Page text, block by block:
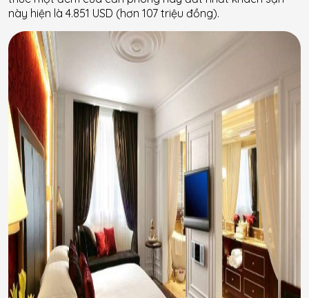
này hiện là 4.851 USD (hơn 107 triệu đồng).